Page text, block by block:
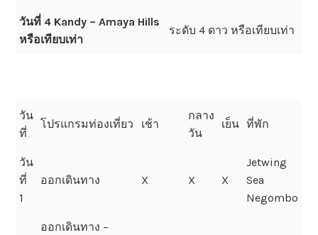
วันที่ 4 Kandy – Amaya Hills
หรือเทียบเท่า
ระดับ 4 ดาว หรือเทียบเท่า
วัน
ที่
โปรแกรมท่องเที่ยว เช้า
กลาง
วัน
เย็น ที่พัก
วัน
ที่
1
ออกเดินทาง X X X
Jetwing
Sea
Negombo
ออกเดินทาง –